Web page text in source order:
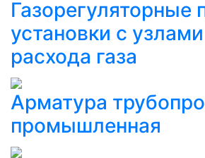
Газорегуляторные
установки с
расхода газа
Арматура
промышленная